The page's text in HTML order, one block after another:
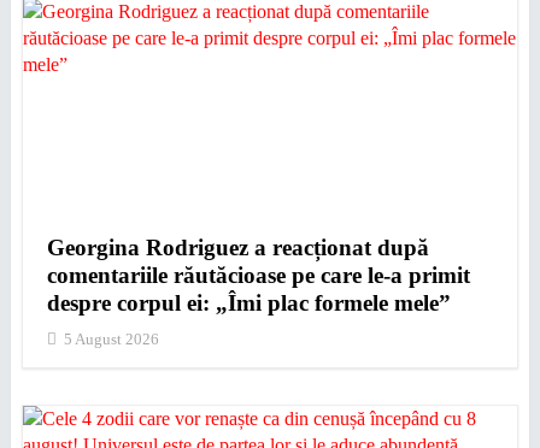
Georgina Rodriguez a reacționat după
comentariile răutăcioase pe care le-a primit
despre corpul ei: „Îmi plac formele mele”
5 August 2026